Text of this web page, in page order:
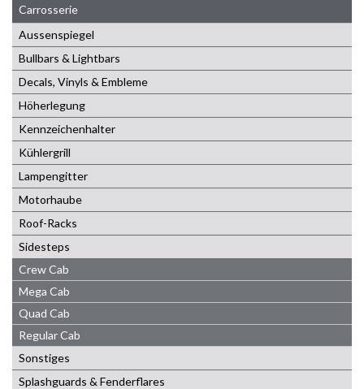
Carrosserie
Aussenspiegel
Bullbars & Lightbars
Decals, Vinyls & Embleme
Höherlegung
Kennzeichenhalter
Kühlergrill
Lampengitter
Motorhaube
Roof-Racks
Sidesteps
Crew Cab
Mega Cab
Quad Cab
Regular Cab
Sonstiges
Splashguards & Fenderflares